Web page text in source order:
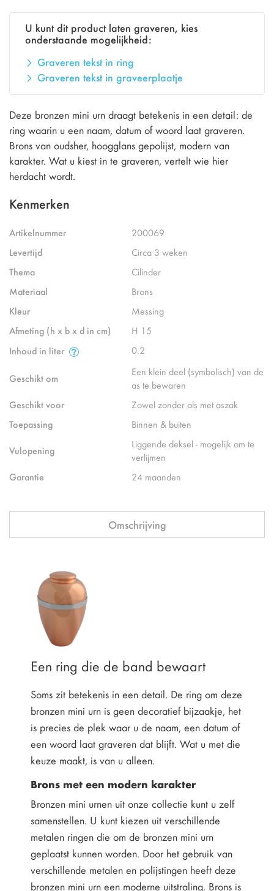
U kunt dit product laten graveren, kies
onderstaande mogelijkheid:
Graveren tekst in ring
Graveren tekst in graveerplaatje
Deze bronzen mini urn draagt betekenis in een detail: de
ring waarin u een naam, datum of woord laat graveren.
Brons van oudsher, hoogglans gepolijst, modern van
karakter. Wat u kiest in te graveren, vertelt wie hier
herdacht wordt.
Kenmerken
Artikelnummer
200069
Levertijd
Circa 3 weken
Thema
Cilinder
Materiaal
Brons
Kleur
Messing
Afmeting (h x b x d in cm)
H 15
Inhoud in liter
0.2
Geschikt om
Een klein deel (symbolisch) van de
as te bewaren
Geschikt voor
Zowel zonder als met aszak
Toepassing
Binnen & buiten
Vulopening
Liggende deksel - mogelijk om te
verlijmen
Garantie
24 maanden
Omschrijving
Een ring die de band bewaart
Soms zit betekenis in een detail. De ring om deze
bronzen mini urn is geen decoratief bijzaakje, het
is precies de plek waar u de naam, een datum of
een woord laat graveren dat blijft. Wat u met die
keuze maakt, is van u alleen.
Brons met een modern karakter
Bronzen mini urnen uit onze collectie kunt u zelf
samenstellen. U kunt kiezen uit verschillende
metalen ringen die om de bronzen mini urn
geplaatst kunnen worden. Door het gebruik van
verschillende metalen en polijstingen heeft deze
bronzen mini urn een moderne uitstraling. Brons is